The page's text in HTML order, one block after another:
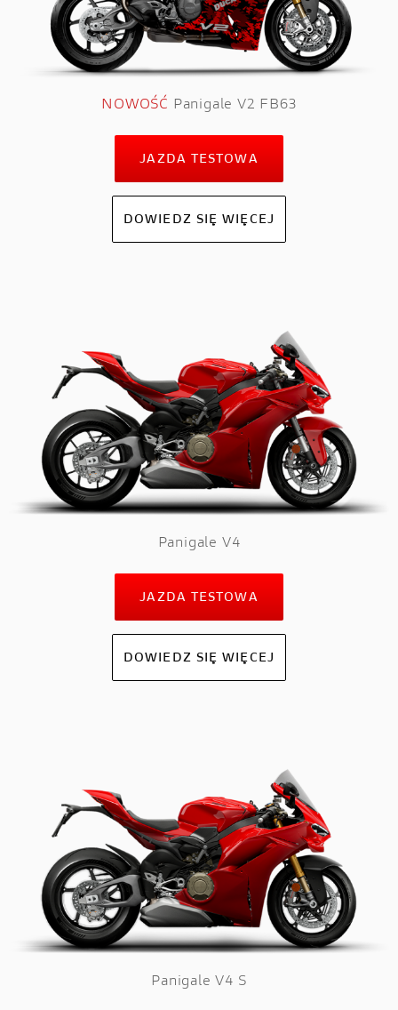
NOWOŚĆ Panigale V2 FB63
JAZDA TESTOWA
DOWIEDZ SIĘ WIĘCEJ
Panigale V4
JAZDA TESTOWA
DOWIEDZ SIĘ WIĘCEJ
Panigale V4 S